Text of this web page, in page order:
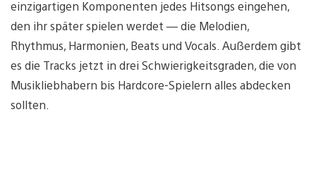
einzigartigen Komponenten jedes Hitsongs eingehen,
den ihr später spielen werdet — die Melodien,
Rhythmus, Harmonien, Beats und Vocals. Außerdem gibt
es die Tracks jetzt in drei Schwierigkeitsgraden, die von
Musikliebhabern bis Hardcore-Spielern alles abdecken
sollten.